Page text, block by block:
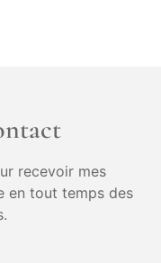
recevoir mes
en tout temps des